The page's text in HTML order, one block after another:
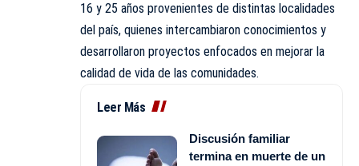
16 y 25 años provenientes de distintas localidades
del país, quienes intercambiaron conocimientos y
desarrollaron proyectos enfocados en mejorar la
calidad de vida de las comunidades.
Leer Más
Discusión familiar
termina en muerte de un